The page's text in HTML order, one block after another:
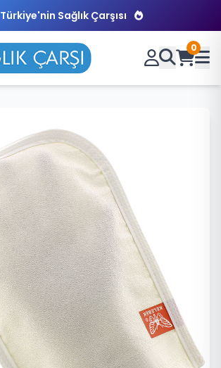
Türkiye'nin Sağlık Çarşısı
0